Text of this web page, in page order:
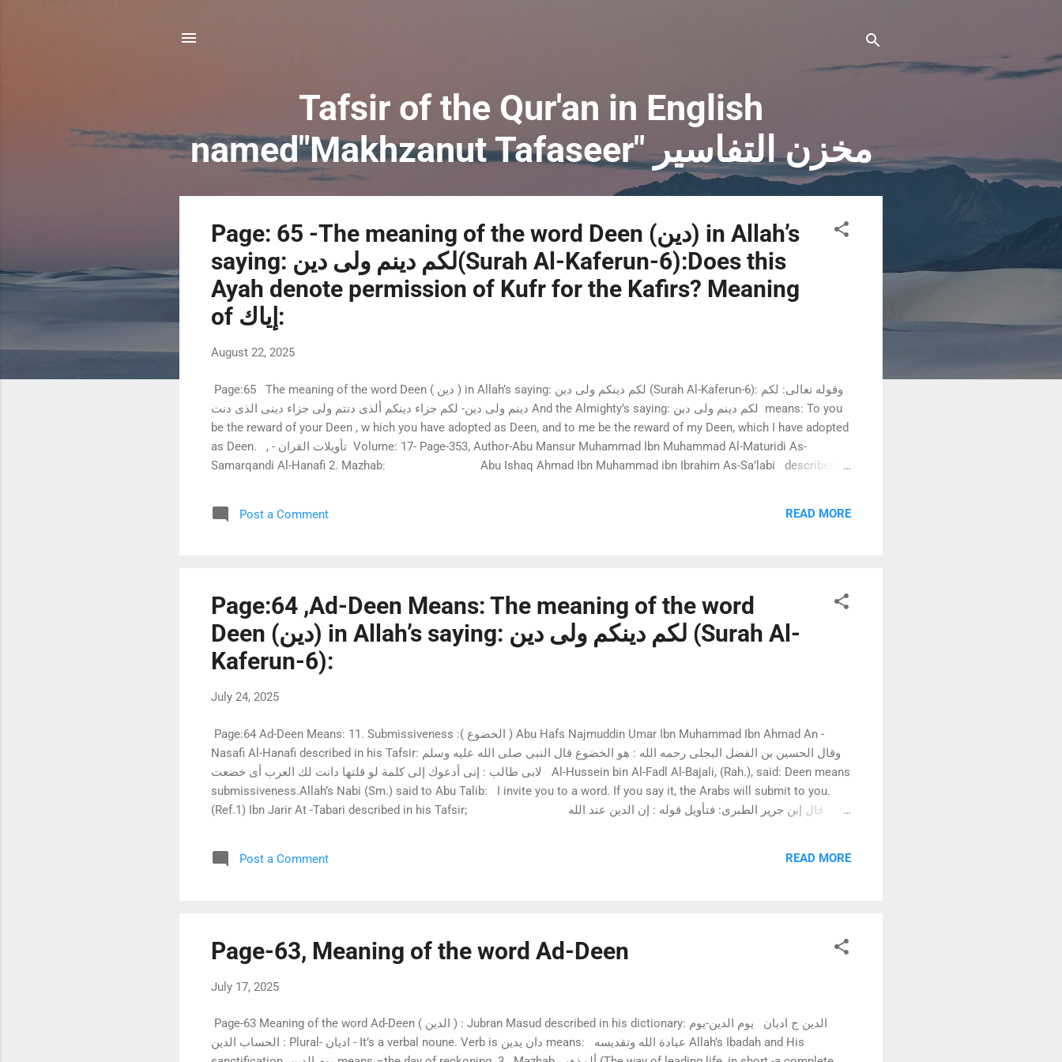
Tafsir of the Qur'an in English
named"Makhzanut Tafaseer" مخزن التفاسير
Page: 65 -The meaning of the word Deen (دين) in Allah’s
saying: لكم دينم ولى دين(Surah Al-Kaferun-6):Does this
Ayah denote permission of Kufr for the Kafirs? Meaning
of إياك:
August 22, 2025
Page:65 The meaning of the word Deen ( دين ) in Allah’s saying: لكم دينكم ولى دين (Surah Al-Kaferun-6): وقوله تعالى: لكم
دينم ولى دين- لكم جزاء دينكم ألذى دنتم ولى جزاء دينى الذى دنت And the Almighty’s saying: لكم دينم ولى دين means: To you
be the reward of your Deen , w hich you have adopted as Deen, and to me be the reward of my Deen, which I have adopted
as Deen. , - تأويلات القران Volume: 17- Page-353, Author-Abu Mansur Muhammad Ibn Muhammad Al-Maturidi As-
Samarqandi Al-Hanafi 2. Mazhab: Abu Ishaq Ahmad Ibn Muhammad ibn Ibrahim As-Sa’labi described in
Post a Comment READ MORE
Page:64 ,Ad-Deen Means: The meaning of the word
Deen (دين) in Allah’s saying: لكم دينكم ولى دين (Surah Al-
Kaferun-6):
July 24, 2025
Page:64 Ad-Deen Means: 11. Submissiveness :( الخضوع ) Abu Hafs Najmuddin Umar Ibn Muhammad Ibn Ahmad An -
Nasafi Al-Hanafi described in his Tafsir: وقال الحسين بن الفضل البجلى رحمه الله : هو الخضوع قال النبى صلى الله عليه وسلم
لابى طالب : إنى أدعوك إلى كلمة لو قلتها دانت لك العرب أى خضعت Al-Hussein bin Al-Fadl Al-Bajali, (Rah.), said: Deen means
submissiveness.Allah’s Nabi (Sm.) said to Abu Talib: I invite you to a word. If you say it, the Arabs will submit to you.
(Ref.1) Ibn Jarir At -Tabari described in his Tafsir; قال إبن جرير الطبرى: فتأويل قوله : إن الدين عند الله
Post a Comment READ MORE
Page-63, Meaning of the word Ad-Deen
July 17, 2025
Page-63 Meaning of the word Ad-Deen ( الدين ) : Jubran Masud described in his dictionary: الدين ج اديان يوم الدين-يوم
الحساب الدين : Plural- اديان - It’s a verbal noune. Verb is دان يدين means: عبادة الله وتقديسه Allah’s Ibadah and His